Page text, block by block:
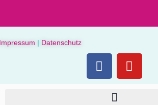
| Datenschutz